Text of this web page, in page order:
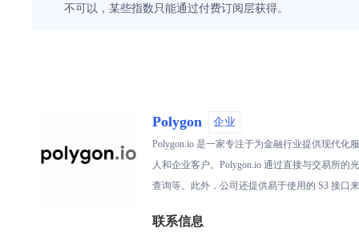
不可以，某些指数只能通过付费订阅层获得。
Polygon 企业
Polygon.io 是一家专注于为金融行业提供现代
人和企业客户。Polygon.io 通过直接与交易所的
查询等。此外，公司还提供易于使用的 S3 接口
联系信息